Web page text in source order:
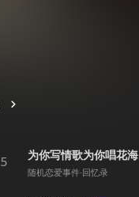
5
为你写情歌为你唱花海
随机恋爱事件·回忆录